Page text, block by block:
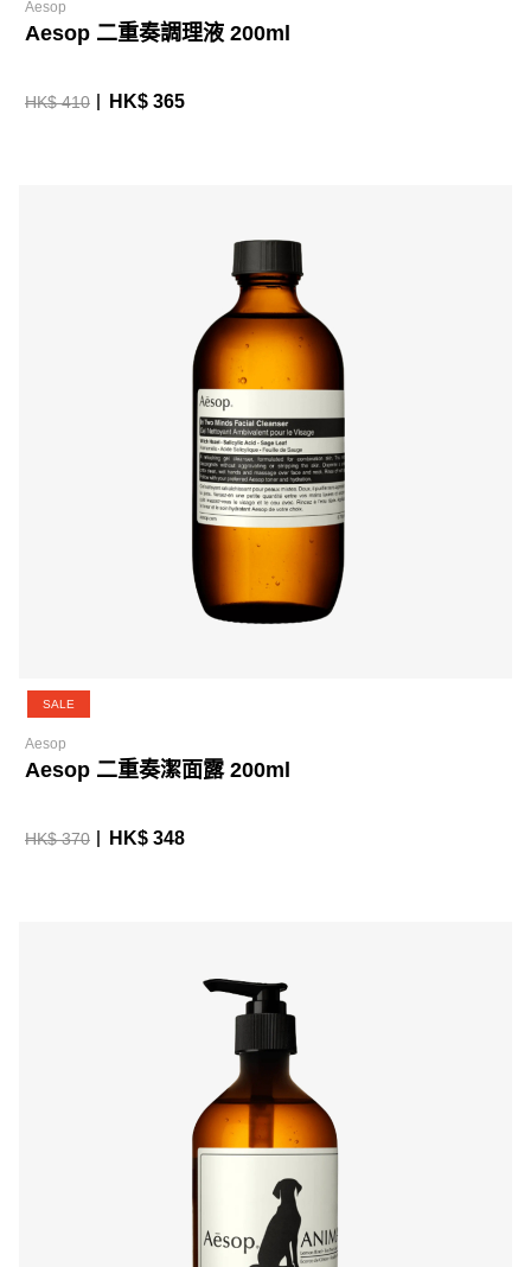
Aesop
Aesop 二重奏調理液 200ml
HK$ 410 HK$ 365
SALE
Aesop
Aesop 二重奏潔面露 200ml
HK$ 370 HK$ 348